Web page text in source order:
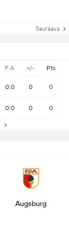
Seuraava
F:A +/- Pts
0:0 0 0
0:0 0 0
Augsburg